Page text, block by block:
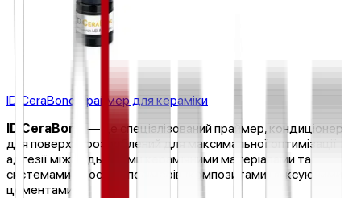
ID CeraBond Праймер для кераміки
ID CeraBond
— це спеціалізований праймер, кондиціонер
для поверхні, розроблений для максимальної оптимізації
адгезії між будь-якими керамічними матеріалами та
системами на основі полімерів (композитами і фіксуючими
цементами).